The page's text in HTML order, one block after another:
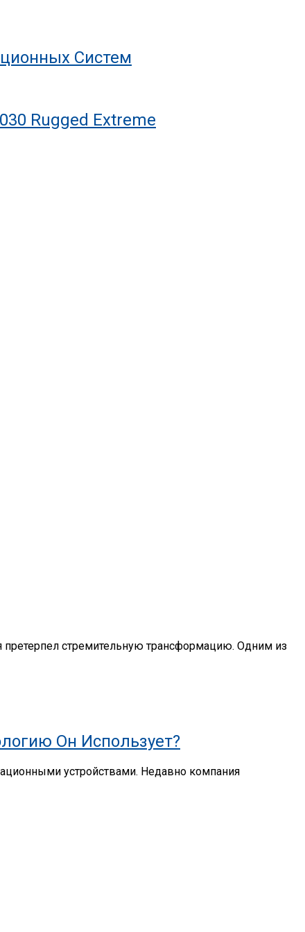
На Десятилетия
Систем
Rugged Extreme
стремительную трансформацию. Одним из
Он Использует?
устройствами. Недавно компания